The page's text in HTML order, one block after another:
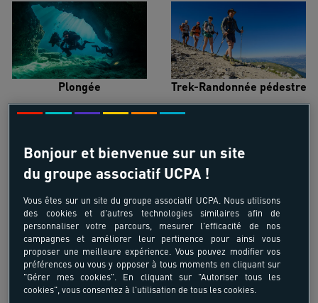
Plongée Trek-Randonnée pédestre
Croisière voilier Alpinisme
Bonjour et bienvenue sur un site
du groupe associatif UCPA !
Vous êtes sur un site du groupe associatif UCPA. Nous utilisons
des cookies et d'autres technologies similaires afin de
personnaliser votre parcours, mesurer l'efficacité de nos
campagnes et améliorer leur pertinence pour ainsi vous
proposer une meilleure expérience. Vous pouvez modifier vos
préférences ou vous y opposer à tous moments en cliquant sur
"Gérer mes cookies". En cliquant sur "Autoriser tous les
cookies", vous consentez à l'utilisation de tous les cookies.